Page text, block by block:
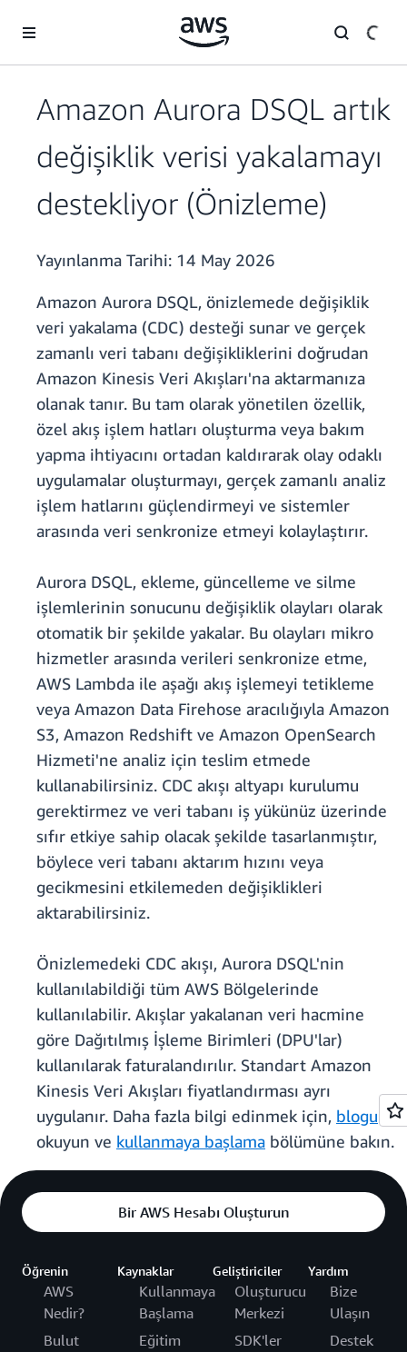
Amazon Aurora DSQL artık
değişiklik verisi yakalamayı
destekliyor (Önizleme)
Yayınlanma Tarihi: 14 May 2026
Amazon Aurora DSQL, önizlemede değişiklik
veri yakalama (CDC) desteği sunar ve gerçek
zamanlı veri tabanı değişikliklerini doğrudan
Amazon Kinesis Veri Akışları'na aktarmanıza
olanak tanır. Bu tam olarak yönetilen özellik,
özel akış işlem hatları oluşturma veya bakım
yapma ihtiyacını ortadan kaldırarak olay odaklı
uygulamalar oluşturmayı, gerçek zamanlı analiz
işlem hatlarını güçlendirmeyi ve sistemler
arasında veri senkronize etmeyi kolaylaştırır.
Aurora DSQL, ekleme, güncelleme ve silme
işlemlerinin sonucunu değişiklik olayları olarak
otomatik bir şekilde yakalar. Bu olayları mikro
hizmetler arasında verileri senkronize etme,
AWS Lambda ile aşağı akış işlemeyi tetikleme
veya Amazon Data Firehose aracılığıyla Amazon
S3, Amazon Redshift ve Amazon OpenSearch
Hizmeti'ne analiz için teslim etmede
kullanabilirsiniz. CDC akışı altyapı kurulumu
gerektirmez ve veri tabanı iş yükünüz üzerinde
sıfır etkiye sahip olacak şekilde tasarlanmıştır,
böylece veri tabanı aktarım hızını veya
gecikmesini etkilemeden değişiklikleri
aktarabilirsiniz.
Önizlemedeki CDC akışı, Aurora DSQL'nin
kullanılabildiği tüm AWS Bölgelerinde
kullanılabilir. Akışlar yakalanan veri hacmine
göre Dağıtılmış İşleme Birimleri (DPU'lar)
kullanılarak faturalandırılır. Standart Amazon
Kinesis Veri Akışları fiyatlandırması ayrı
uygulanır. Daha fazla bilgi edinmek için, blogu
okuyun ve kullanmaya başlama bölümüne bakın.
Bir AWS Hesabı Oluşturun
Öğrenin
AWS
Nedir?
Bulut
Kaynaklar
Kullanmaya
Başlama
Eğitim
Geliştiriciler
Oluşturucu
Merkezi
SDK'ler
Yardım
Bize
Ulaşın
Destek